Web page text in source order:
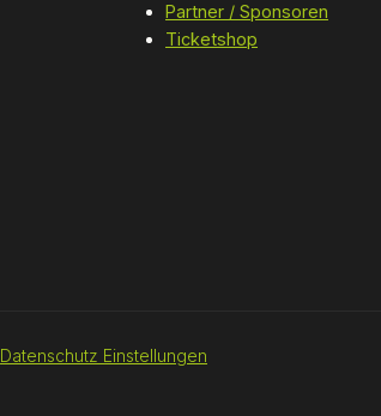
Partner / Sponsoren
Ticketshop
Datenschutz Einstellungen